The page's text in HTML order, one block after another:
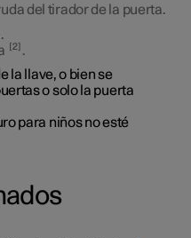
del tirador de la puerta.
2 .
la llave, o bien se
o solo la puerta
para niños no esté